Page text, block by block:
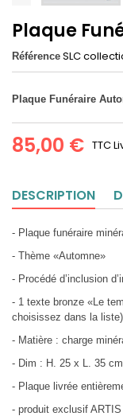
Plaque
Référence SLC
Plaque Funéraire
85,00 € TTC
DESCRIPTION
- Plaque funéraire
- Thème «Automne»
- Procédé d’inclusion
- 1 texte bronze «Le
choisissez dans la liste)
- Matière : charge
- Dim : H. 25 x L. 35
- Plaque livrée
- produit exclusif